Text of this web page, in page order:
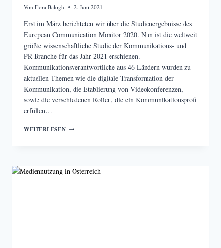
Von Flora Balogh 2. Juni 2021
Erst im März berichteten wir über die Studienergebnisse des
European Communication Monitor 2020. Nun ist die weltweit
größte wissenschaftliche Studie der Kommunikations- und
PR-Branche für das Jahr 2021 erschienen.
Kommunikationsverantwortliche aus 46 Ländern wurden zu
aktuellen Themen wie die digitale Transformation der
Kommunikation, die Etablierung von Videokonferenzen,
sowie die verschiedenen Rollen, die ein Kommunikationsprofi
erfüllen…
WEITERLESENEUROPEAN